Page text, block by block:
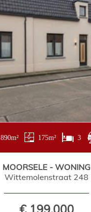
890 m² 175 m² 3
MOORSELE - WONING
Wittemolenstraat 248
€ 199.000